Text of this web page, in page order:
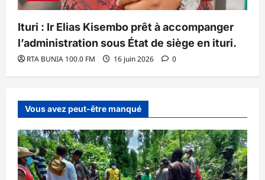
Ituri : Ir Elias Kisembo prêt à accompanger
l’administration sous État de siège en ituri.
RTA BUNIA 100.0 FM 16 juin 2026 0
Vous avez peut-être manqué